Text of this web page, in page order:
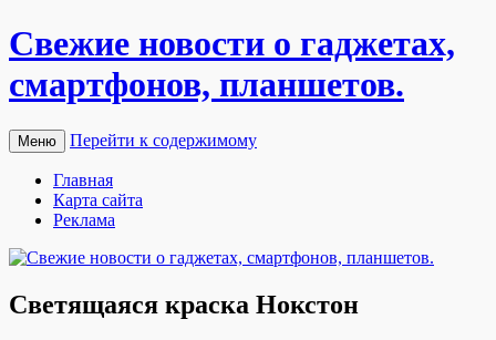
Свежие новости о гаджетах,
смартфонов, планшетов.
Меню Перейти к содержимому
Главная
Карта сайта
Реклама
Светящаяся краска Нокстон